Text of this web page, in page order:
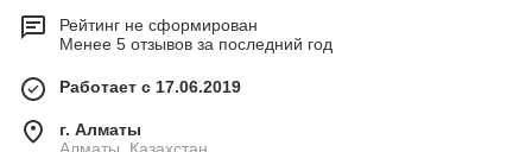
Рейтинг не сформирован
Менее 5 отзывов за последний год
Работает с 17.06.2019
г. Алматы